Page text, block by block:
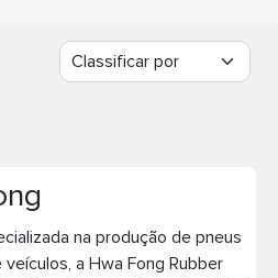
na produção de pneus
a Hwa Fong Rubber